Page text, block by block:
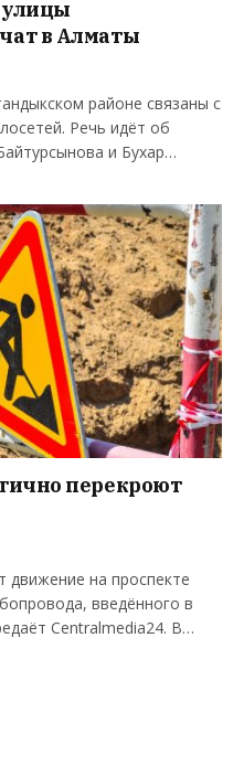
улицы
в Алматы
районе связаны с
Речь идёт об
и Бухар…
перекроют
движение на проспекте
введённого в
Centralmedia24. В…